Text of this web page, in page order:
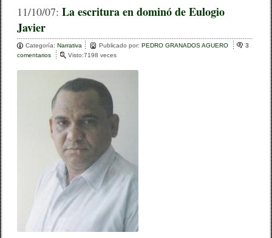
O
S
e
a
c
o
P
a
i
c
e
b
o
tt
m
ar
tir
11/10/07:La escritura en dominó de Eulogio
Javier
Categoría:Narrativa Publicado por:PEDRO GRANADOS AGUERO
3
comentarios
e
s
c
i
o
m
Visto:7198 veces